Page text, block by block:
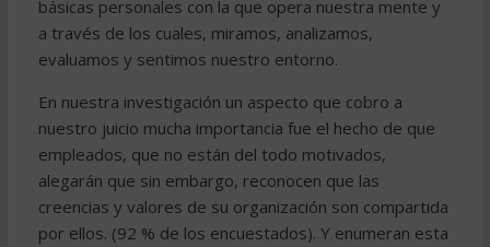
básicas personales con la que opera nuestra mente y
a través de los cuales, miramos, analizamos,
evaluamos y sentimos nuestro entorno.
En nuestra investigación un aspecto que cobro a
nuestro juicio mucha importancia fue el hecho de que
empleados, que no están del todo motivados,
alegarán que sin embargo, reconocen que las
creencias y valores de su organización son compartida
por ellos. (92 % de los encuestados). Y enumeran esta